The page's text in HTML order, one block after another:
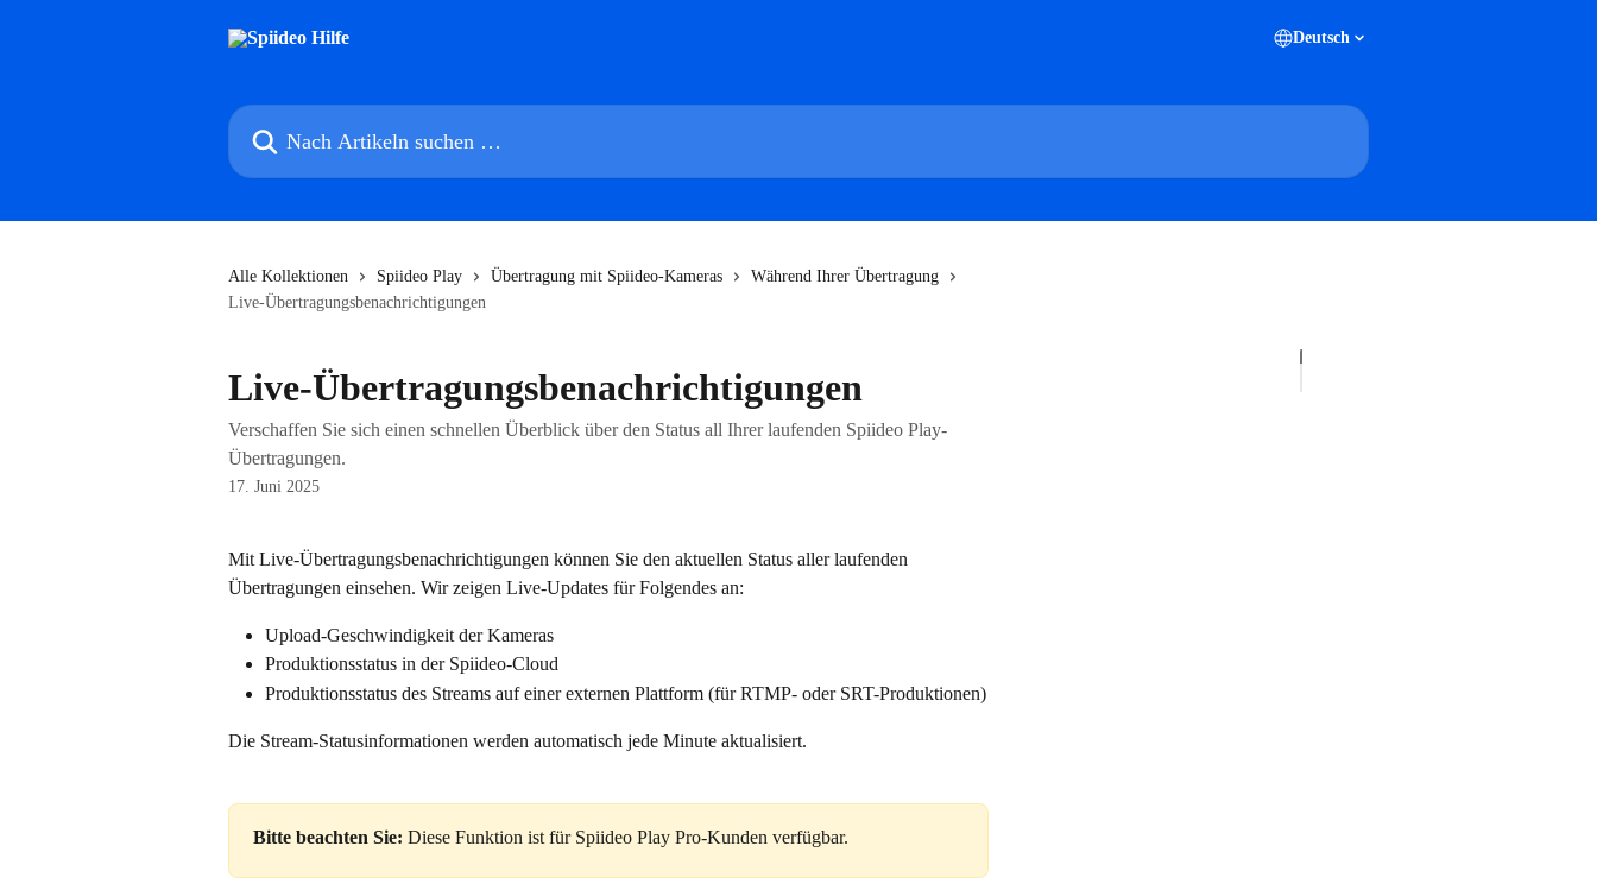
Deutsch
Nach Artikeln suchen …
Alle Kollektionen Spiideo Play Übertragung mit Spiideo-Kameras
Während Ihrer Übertragung
Live-Übertragungsbenachrichtigungen
Live-Übertragungsbenachrichtigungen
Verschaffen Sie sich einen schnellen Überblick über den Status all Ihrer laufenden Spiideo Play-
Übertragungen.
17. Juni 2025
Mit Live-Übertragungsbenachrichtigungen können Sie den aktuellen Status aller laufenden
Übertragungen einsehen. Wir zeigen Live-Updates für Folgendes an:
Upload-Geschwindigkeit der Kameras
Produktionsstatus in der Spiideo-Cloud
Produktionsstatus des Streams auf einer externen Plattform (für RTMP- oder SRT-Produktionen)
Die Stream-Statusinformationen werden automatisch jede Minute aktualisiert.
Bitte beachten Sie: Diese Funktion ist für Spiideo Play Pro-Kunden verfügbar.